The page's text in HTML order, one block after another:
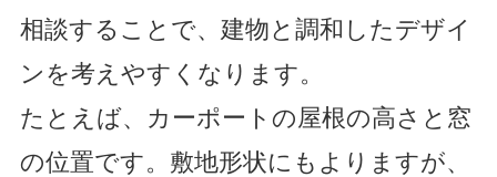
相談することで、建物と調和したデザイ
ンを考えやすくなります。
たとえば、カーポートの屋根の高さと窓
の位置です。敷地形状にもよりますが、